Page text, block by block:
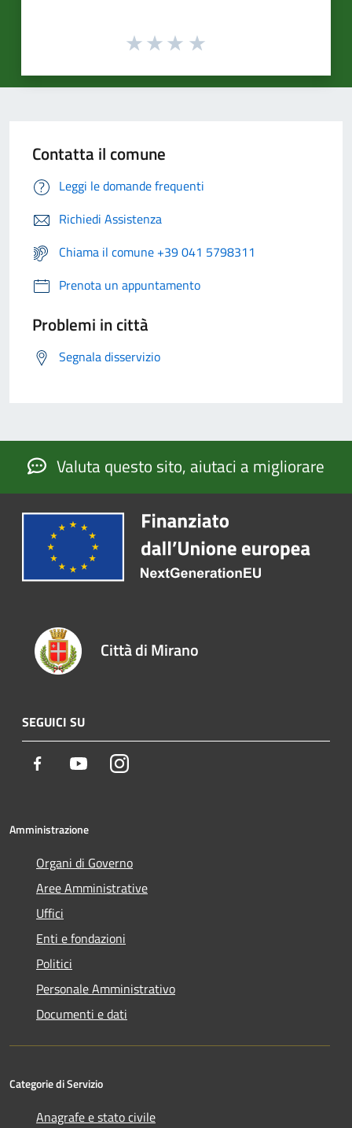
Contatta il comune
Leggi le domande frequenti
Richiedi Assistenza
Chiama il comune +39 041 5798311
Prenota un appuntamento
Problemi in città
Segnala disservizio
Valuta questo sito, aiutaci a migliorare
Città di Mirano
SEGUICI SU
Facebook YoutubeInstagram
Amministrazione
Organi di Governo
Aree Amministrative
Uffici
Enti e fondazioni
Politici
Personale Amministrativo
Documenti e dati
Categorie di Servizio
Anagrafe e stato civile